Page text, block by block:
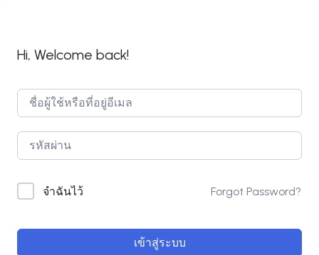
Hi, Welcome back!
จำฉันไว้ Forgot Password?
เข้าสู่ระบบ